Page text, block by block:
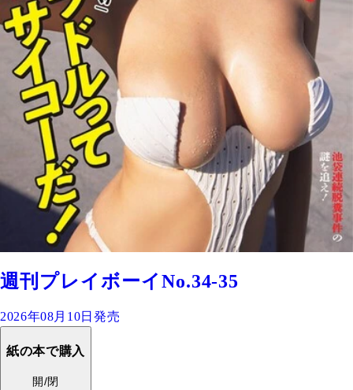
週刊プレイボーイNo.34-35
2026年08月10日発売
紙の本で購入
開/閉